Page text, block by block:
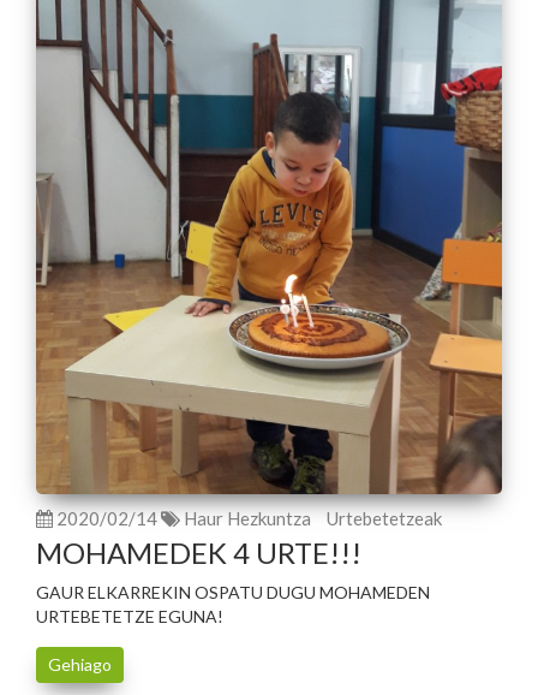
2020/02/14 Haur Hezkuntza Urtebetetzeak
MOHAMEDEK 4 URTE!!!
GAUR ELKARREKIN OSPATU DUGU MOHAMEDEN
URTEBETETZE EGUNA!
Gehiago